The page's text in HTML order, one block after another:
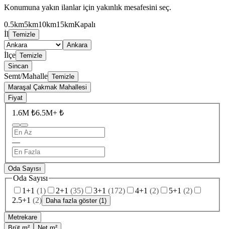
Konumuna yakın ilanlar için yakınlık mesafesini seç.
0.5km5km10km15kmKapalı
İl Temizle
Ankara
İlçe Temizle
Sincan
Semt/Mahalle Temizle
Maraşal Çakmak Mahallesi
Fiyat
1.6M ₺6.5M+ ₺
—
Oda Sayısı
Oda Sayısı
1+1 (1) 2+1 (35) 3+1 (172) 4+1 (2) 5+1 (2)
2.5+1 (2) Daha fazla göster (1)
Metrekare